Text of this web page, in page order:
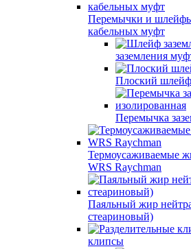
Перемычки и шлейфы
кабельных муфт
заземления
Плоский
Перемычка
Термоусаживаемые
WRS Raychman
Паяльный жир
стеариновый)
клипсы